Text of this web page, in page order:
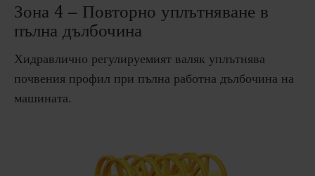
Зона 4 – Повторно уплътняване в
пълна дълбочина
Хидравлично регулируемият валяк уплътнява
почвения профил при пълна работна дълбочина на
машината.